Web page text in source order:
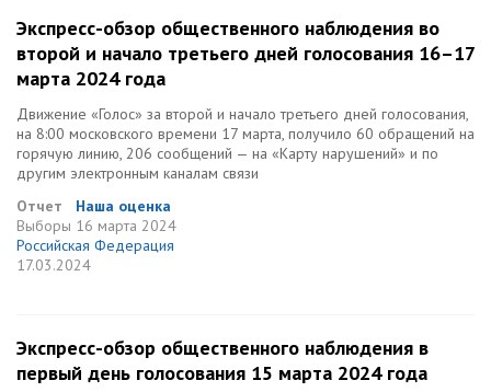
Экспресс-обзор общественного наблюдения во
второй и начало третьего дней голосования 16–17
марта 2024 года
Движение «Голос» за второй и начало третьего дней голосования,
на 8:00 московского времени 17 марта, получило 60 обращений на
горячую линию, 206 сообщений — на «Карту нарушений» и по
другим электронным каналам связи
Отчет
Наша оценка
Выборы 16 марта 2024
Российская Федерация
17.03.2024
Экспресс-обзор общественного наблюдения в
первый день голосования 15 марта 2024 года